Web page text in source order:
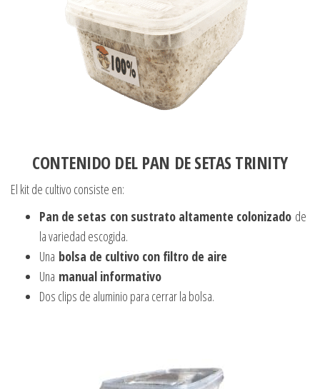
CONTENIDO DEL PAN DE SETAS TRINITY
El kit de cultivo consiste en:
Pan de setas con sustrato altamente colonizado de
la variedad escogida.
Una bolsa de cultivo con filtro de aire
Una manual informativo
Dos clips de aluminio para cerrar la bolsa.